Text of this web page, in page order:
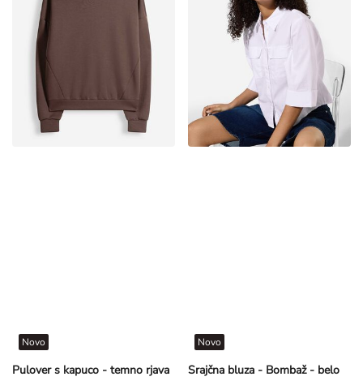
Pulover s kapuco - temno rjava
Novo
Srajčna bluza - Bombaž - belo
Novo